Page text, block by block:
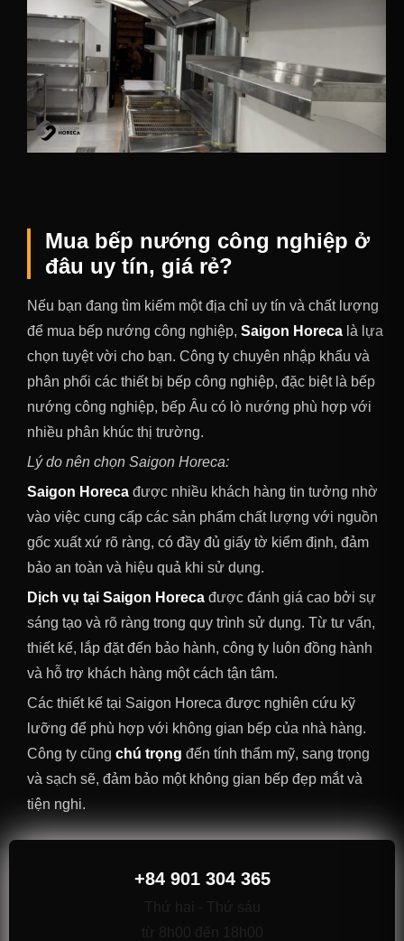
Mua bếp nướng công nghiệp ở
đâu uy tín, giá rẻ?
Nếu bạn đang tìm kiếm một địa chỉ uy tín và chất lượng
để mua bếp nướng công nghiệp, Saigon Horeca là lựa
chọn tuyệt vời cho bạn. Công ty chuyên nhập khẩu và
phân phối các thiết bị bếp công nghiệp, đặc biệt là bếp
nướng công nghiệp, bếp Âu có lò nướng phù hợp với
nhiều phân khúc thị trường.
Lý do nên chọn Saigon Horeca:
Saigon Horeca được nhiều khách hàng tin tưởng nhờ
vào việc cung cấp các sản phẩm chất lượng với nguồn
gốc xuất xứ rõ ràng, có đầy đủ giấy tờ kiểm định, đảm
bảo an toàn và hiệu quả khi sử dụng.
Dịch vụ tại Saigon Horeca được đánh giá cao bởi sự
sáng tạo và rõ ràng trong quy trình sử dụng. Từ tư vấn,
thiết kế, lắp đặt đến bảo hành, công ty luôn đồng hành
và hỗ trợ khách hàng một cách tận tâm.
Các thiết kế tại Saigon Horeca được nghiên cứu kỹ
lưỡng để phù hợp với không gian bếp của nhà hàng.
Công ty cũng chú trọng đến tính thẩm mỹ, sang trọng
và sạch sẽ, đảm bảo một không gian bếp đẹp mắt và
tiện nghi.
+84 901 304 365
Thứ hai - Thứ sáu
từ 8h00 đến 18h00